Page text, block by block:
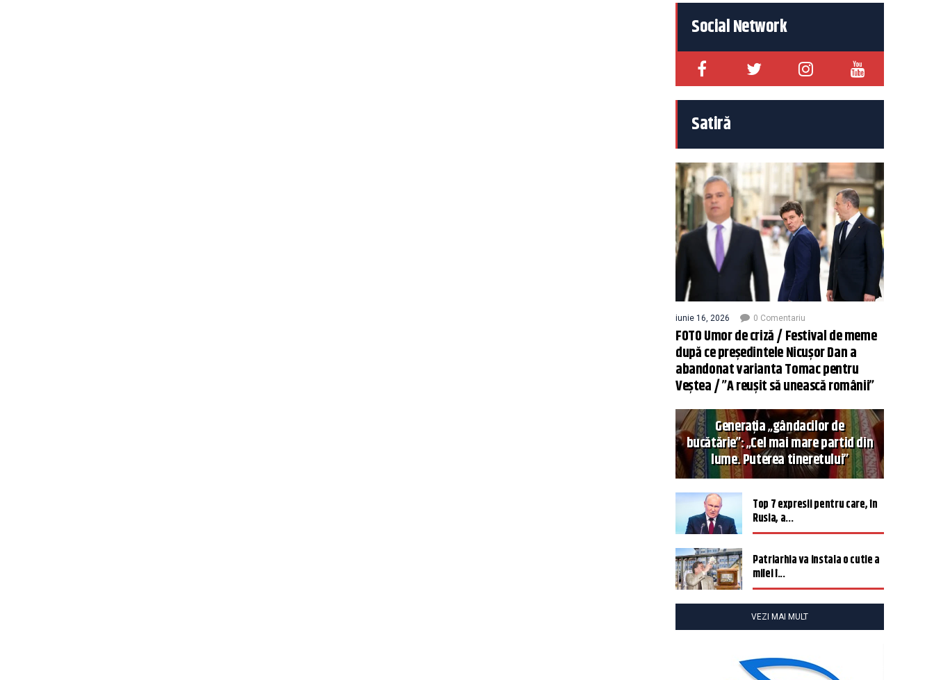
Social Network
Satiră
iunie 16, 2026 0 Comentariu
FOTO Umor de criză / Festival de meme
după ce președintele Nicușor Dan a
abandonat varianta Tomac pentru
Veștea / ”A reușit să unească românii”
Generația „gândacilor de
bucătărie”: „Cel mai mare partid din
lume. Puterea tineretului”
Top 7 expresii pentru care, în
Rusia, a...
Patriarhia va instala o cutie a
milei î...
VEZI MAI MULT